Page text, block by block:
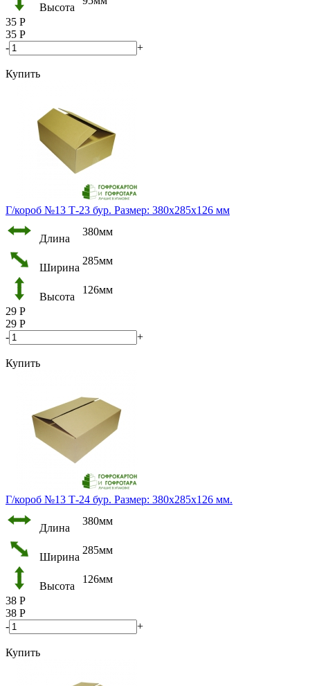
Высота
35 Р
35 Р
-
+
Купить
Г/короб №13 Т-23 бур. Размер: 380х285х126 мм
Длина
380мм
Ширина
285мм
Высота
126мм
29 Р
29 Р
-
+
Купить
Г/короб №13 Т-24 бур. Размер: 380х285х126 мм.
Длина
380мм
Ширина
285мм
Высота
126мм
38 Р
38 Р
-
+
Купить